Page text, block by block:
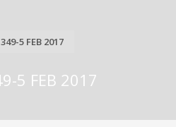
5 FEB 2017
5 FEB 2017